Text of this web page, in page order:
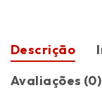
Descrição
Avaliações (0)